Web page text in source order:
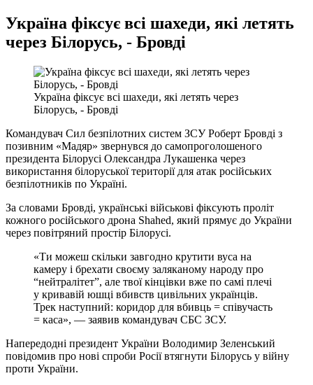
Україна фіксує всі шахеди, які летять
через Білорусь, - Бровді
Україна фіксує всі шахеди, які летять через
Білорусь, - Бровді
Командувач Сил безпілотних систем ЗСУ Роберт Бровді з
позивним «Мадяр» звернувся до самопроголошеного
президента Білорусі Олександра Лукашенка через
використання білоруської території для атак російських
безпілотників по Україні.
За словами Бровді, українські військові фіксують проліт
кожного російського дрона Shahed, який прямує до України
через повітряний простір Білорусі.
«Ти можеш скільки завгодно крутити вуса на
камеру і брехати своєму заляканому народу про
“нейтралітет”, але твої кінцівки вже по самі плечі
у кривавій юшці вбивств цивільних українців.
Трек наступний: коридор для вбивць = співучасть
= каса», — заявив командувач СБС ЗСУ.
Напередодні президент України Володимир Зеленський
повідомив про нові спроби Росії втягнути Білорусь у війну
проти України.